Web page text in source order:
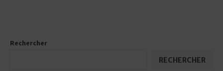
Rechercher
RECHERCHER